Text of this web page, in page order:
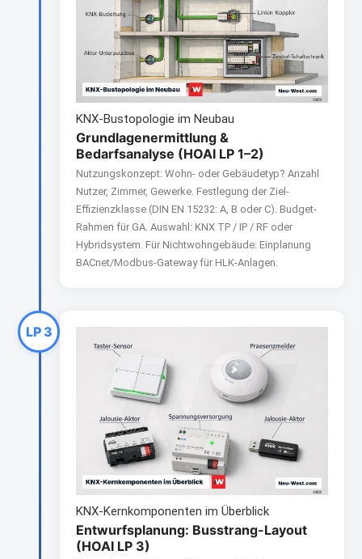
KNX-Bustopologie im Neubau
Grundlagenermittlung &
Bedarfsanalyse (HOAI LP 1–2)
Nutzungskonzept: Wohn- oder Gebäudetyp? Anzahl
Nutzer, Zimmer, Gewerke. Festlegung der Ziel-
Effizienzklasse (DIN EN 15232: A, B oder C). Budget-
Rahmen für GA. Auswahl: KNX TP / IP / RF oder
Hybridsystem. Für Nichtwohngebäude: Einplanung
BACnet/Modbus-Gateway für HLK-Anlagen.
LP 3
KNX-Kernkomponenten im Überblick
Entwurfsplanung: Busstrang-Layout
(HOAI LP 3)